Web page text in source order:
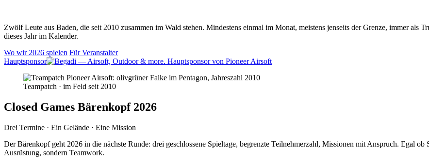
Zwölf Leute aus Baden, die seit 2010 zusammen im Wald stehen. Mindestens einmal im Monat, meistens jenseits der Grenze, immer als
dieses Jahr im Kalender.
Wo wir 2026 spielen Für Veranstalter
Hauptsponsor
Teampatch · im Feld seit 2010
Closed Games Bärenkopf 2026
Drei Termine · Ein Gelände · Eine Mission
Der Bärenkopf geht 2026 in die nächste Runde: drei geschlossene Spieltage, begrenzte Teilnehmerzahl, Missionen mit Anspruch. Egal
Ausrüstung, sondern Teamwork.